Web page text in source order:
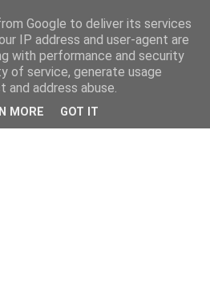
Google to deliver its services
IP address and user-agent are
with performance and security
of service, generate usage
address abuse.
MORE GOT IT